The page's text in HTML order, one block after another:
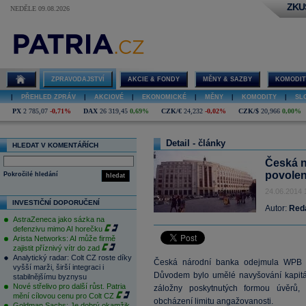
NEDĚLE 09.08.2026
ZPRAVODAJSTVÍ AKCIE & FONDY MĚNY & SAZBY
PŘEHLED ZPRÁV AKCIOVÉ EKONOMICKÉ MĚNY KOMODITY
PX 2 785,07 -0,71% DAX 26 319,45 0,69% CZK/€ 24,232 -0,02% CZK/$ 20,966 0,00%
HLEDAT V KOMENTÁŘÍCH
hledat
Pokročilé hledání
INVESTIČNÍ DOPORUČENÍ
AstraZeneca jako sázka na
defenzivu mimo AI horečku
Arista Networks: AI může firmě
zajistit příznivý vítr do zad
Analytický radar: Colt CZ roste díky
vyšší marži, širší integraci i
stabilnějšímu byznysu
Nové střelivo pro další růst. Patria
mění cílovou cenu pro Colt CZ
Detail - články
Česká
24.06.2014
Autor:
Česká národní banka odejmula
Důvodem bylo umělé navyšování
záložny poskytnutých formou
obcházení limitu angažovanosti.